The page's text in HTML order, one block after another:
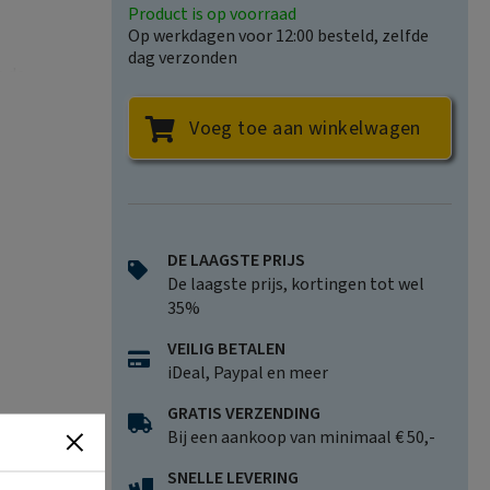
en
Product is op voorraad
Op werkdagen voor 12:00 besteld, zelfde
dag verzonden
Voeg toe aan winkelwagen
DE LAAGSTE PRIJS
De laagste prijs, kortingen tot wel
35%
VEILIG BETALEN
iDeal, Paypal en meer
GRATIS VERZENDING
Bij een aankoop van minimaal € 50,-
SNELLE LEVERING